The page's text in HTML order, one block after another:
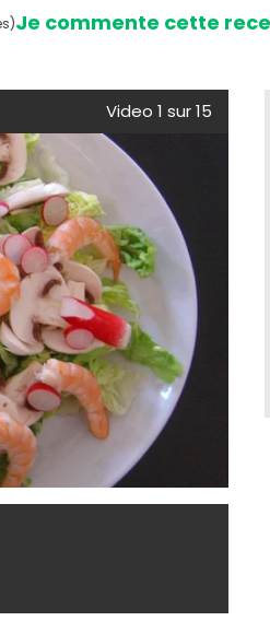
Je commente cette
Video 1 sur 15